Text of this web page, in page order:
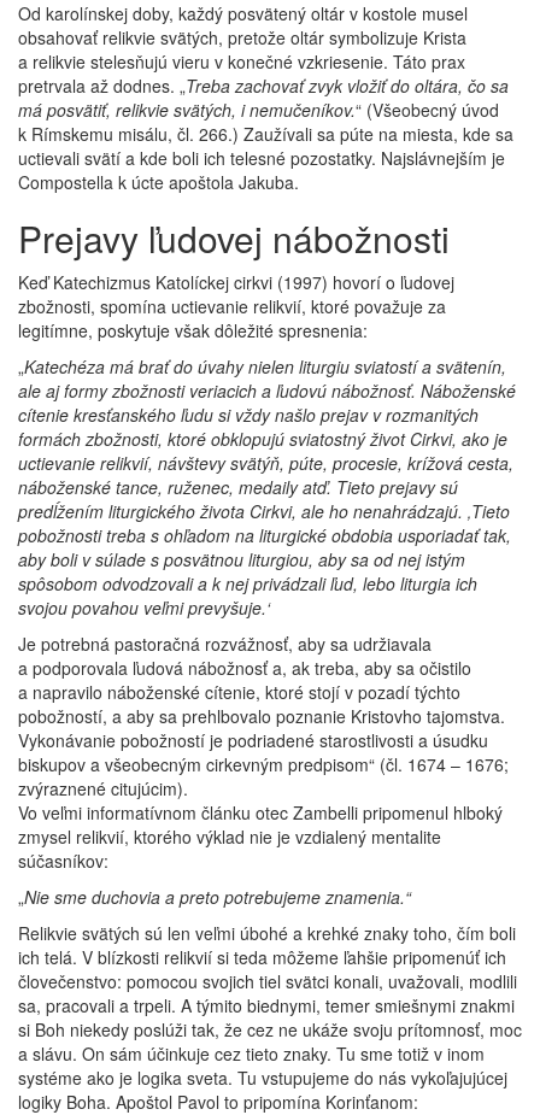
Od karolínskej doby, každý posvätený oltár v kostole musel
obsahovať relikvie svätých, pretože oltár symbolizuje Krista
a relikvie stelesňujú vieru v konečné vzkriesenie. Táto prax
pretrvala až dodnes. „Treba zachovať zvyk vložiť do oltára, čo sa
má posvätiť, relikvie svätých, i nemučeníkov.“ (Všeobecný úvod
k Rímskemu misálu, čl. 266.) Zaužívali sa púte na miesta, kde sa
uctievali svätí a kde boli ich telesné pozostatky. Najslávnejším je
Compostella k úcte apoštola Jakuba.
Prejavy ľudovej nábožnosti
Keď Katechizmus Katolíckej cirkvi (1997) hovorí o ľudovej
zbožnosti, spomína uctievanie relikvií, ktoré považuje za
legitímne, poskytuje však dôležité spresnenia:
„Katechéza má brať do úvahy nielen liturgiu sviatostí a svätenín,
ale aj formy zbožnosti veriacich a ľudovú nábožnosť. Náboženské
cítenie kresťanského ľudu si vždy našlo prejav v rozmanitých
formách zbožnosti, ktoré obklopujú sviatostný život Cirkvi, ako je
uctievanie relikvií, návštevy svätýň, púte, procesie, krížová cesta,
náboženské tance, ruženec, medaily atď. Tieto prejavy sú
predĺžením liturgického života Cirkvi, ale ho nenahrádzajú. ‚Tieto
pobožnosti treba s ohľadom na liturgické obdobia usporiadať tak,
aby boli v súlade s posvätnou liturgiou, aby sa od nej istým
spôsobom odvodzovali a k nej privádzali ľud, lebo liturgia ich
svojou povahou veľmi prevyšuje.‘
Je potrebná pastoračná rozvážnosť, aby sa udržiavala
a podporovala ľudová nábožnosť a, ak treba, aby sa očistilo
a napravilo náboženské cítenie, ktoré stojí v pozadí týchto
pobožností, a aby sa prehlbovalo poznanie Kristovho tajomstva.
Vykonávanie pobožností je podriadené starostlivosti a úsudku
biskupov a všeobecným cirkevným predpisom“ (čl. 1674 – 1676;
zvýraznené citujúcim).
Vo veľmi informatívnom článku otec Zambelli pripomenul hlboký
zmysel relikvií, ktorého výklad nie je vzdialený mentalite
súčasníkov:
„Nie sme duchovia a preto potrebujeme znamenia.“
Relikvie svätých sú len veľmi úbohé a krehké znaky toho, čím boli
ich telá. V blízkosti relikvií si teda môžeme ľahšie pripomenúť ich
človečenstvo: pomocou svojich tiel svätci konali, uvažovali, modlili
sa, pracovali a trpeli. A týmito biednymi, temer smiešnymi znakmi
si Boh niekedy poslúži tak, že cez ne ukáže svoju prítomnosť, moc
a slávu. On sám účinkuje cez tieto znaky. Tu sme totiž v inom
systéme ako je logika sveta. Tu vstupujeme do nás vykoľajujúcej
logiky Boha. Apoštol Pavol to pripomína Korinťanom: